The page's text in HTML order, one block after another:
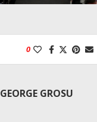
0
GEORGE GROSU